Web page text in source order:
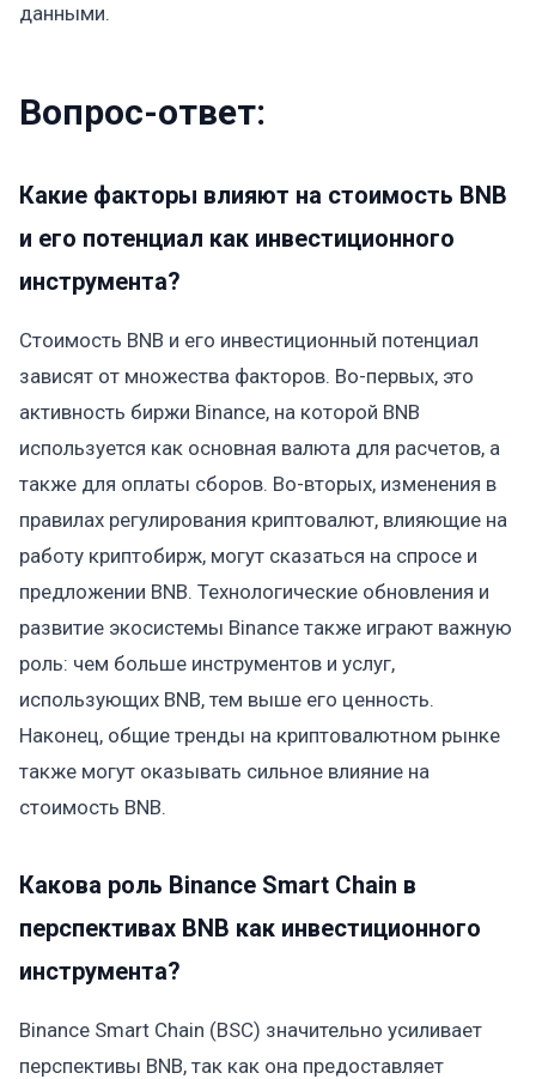
данными.
Вопрос-ответ:
Какие факторы влияют на стоимость BNB
и его потенциал как инвестиционного
инструмента?
Стоимость BNB и его инвестиционный потенциал
зависят от множества факторов. Во-первых, это
активность биржи Binance, на которой BNB
используется как основная валюта для расчетов, а
также для оплаты сборов. Во-вторых, изменения в
правилах регулирования криптовалют, влияющие на
работу криптобирж, могут сказаться на спросе и
предложении BNB. Технологические обновления и
развитие экосистемы Binance также играют важную
роль: чем больше инструментов и услуг,
использующих BNB, тем выше его ценность.
Наконец, общие тренды на криптовалютном рынке
также могут оказывать сильное влияние на
стоимость BNB.
Какова роль Binance Smart Chain в
перспективах BNB как инвестиционного
инструмента?
Binance Smart Chain (BSC) значительно усиливает
перспективы BNB, так как она предоставляет